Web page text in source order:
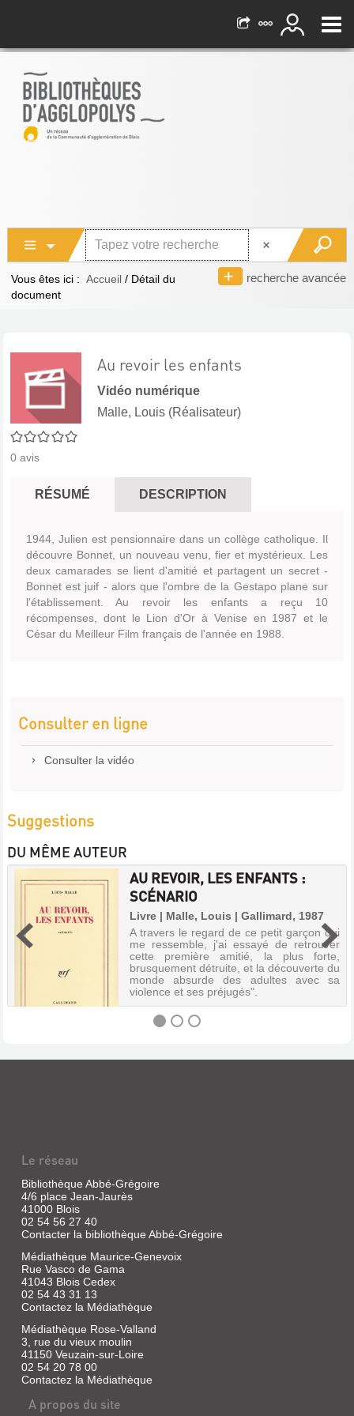
recherche avancée
Vous êtes ici : Accueil / Détail du
document
0/5
0 avis
Au revoir les enfants
Vidéo numérique
Malle, Louis (Réalisateur)
RÉSUMÉ DESCRIPTION
1944, Julien est pensionnaire dans un collège catholique. Il
découvre Bonnet, un nouveau venu, fier et mystérieux. Les
deux camarades se lient d'amitié et partagent un secret -
Bonnet est juif - alors que l'ombre de la Gestapo plane sur
l'établissement. Au revoir les enfants a reçu 10
récompenses, dont le Lion d'Or à Venise en 1987 et le
César du Meilleur Film français de l'année en 1988.
Consulter en ligne
Consulter la vidéo
Suggestions
DU MÊME AUTEUR
AU REVOIR, LES ENFANTS :
SCÉNARIO
Livre | Malle, Louis | Gallimard, 1987
A travers le regard de ce petit garçon qui
me ressemble, j'ai essayé de retrouver
cette première amitié, la plus forte,
brusquement détruite, et la découverte du
monde absurde des adultes avec sa
violence et ses préjugés".
SCÉNARIO
Livre
Malle,
Louis
Gallimard,
1987
A
travers
le
regard
de
ce
petit
garçon
qui
ressemble,
Le réseau
Bibliothèque Abbé-Grégoire
4/6 place Jean-Jaurès
41000 Blois
02 54 56 27 40
Contacter la bibliothèque Abbé-Grégoire
Médiathèque Maurice-Genevoix
Rue Vasco de Gama
41043 Blois Cedex
02 54 43 31 13
Contactez la Médiathèque
Médiathèque Rose-Valland
3, rue du vieux moulin
41150 Veuzain-sur-Loire
02 54 20 78 00
Contactez la Médiathèque
A propos du site